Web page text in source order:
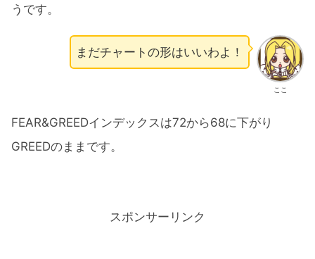
うです。
ここ
まだチャートの形はいいわよ！
FEAR&GREEDインデックスは72から68に下がり
GREEDのままです。
スポンサーリンク